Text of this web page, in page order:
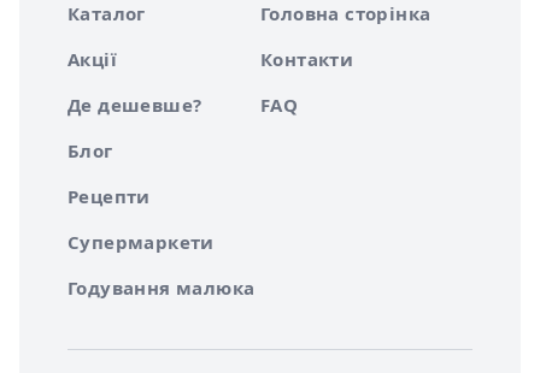
Каталог
Акції
Де дешевше?
Блог
Рецепти
Супермаркети
Годування малюка
Головна сторінка
Контакти
FAQ